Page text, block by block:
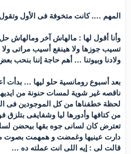
المهم …. كانت متخوفة فى الأول
وأنا أقول لها : مالهاش آخر
تسيب جوزها ولا هينفع أسيب مراتى ولا
ولادنا وبيوتنا … أهم حاجة إننا
بعد أسبوع رومانسية حلو ليها … بدأت
ناقصه غير شوية لمسات حنونة من
لحظة خطفناها من كل الموجودين فى
من كتافها وأدورها ليا وشفايفى
تعترض كان لسانى جوه بقها بيحضن
دارت عينيها وغمضت و همهمت بصوت
قالت لى : إيه اللى انت عملته ده …